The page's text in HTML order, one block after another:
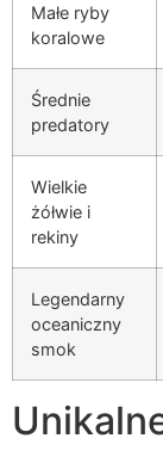
Małe ryby
koralowe
Średnie
predatory
Wielkie
żółwie i
rekiny
Legendarny
oceaniczny
smok